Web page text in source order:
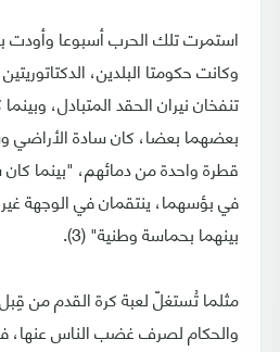
استمرت تلك الحرب أسبوعا وأودت
وكانت حكومتا البلدين،
تنفخان نيران الحقد المتبادل،
بعضهما بعضا، كان سادة الأراضي
قطرة واحدة من دمائهم، "بينما كان
في بؤسهما، ينتقمان في الوجهة
بينهما بحماسة وطنية" (3).
مثلما تُستغلّ لعبة كرة القدم من
والحكام لصرف غضب الناس عنها،